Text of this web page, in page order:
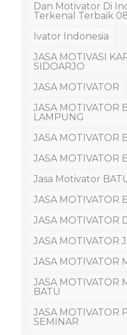
Dan Motivator Di
Terkenal Terbaik
Ivator Indonesia
JASA MOTIVASI
SIDOARJO
JASA MOTIVATOR
JASA MOTIVATOR
LAMPUNG
JASA MOTIVATOR
JASA MOTIVATOR
Jasa Motivator
JASA MOTIVATOR
JASA MOTIVATOR
JASA MOTIVATOR
JASA MOTIVATOR
JASA MOTIVATOR
BATU
JASA MOTIVATOR
SEMINAR